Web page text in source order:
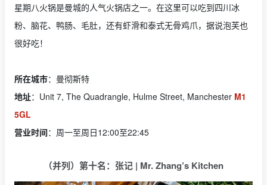
星期八火锅是曼城的人气火锅店之一。在这里可以吃到四川冰
粉、脑花、鸭肠、毛肚，还有虾滑和泰式无骨鸡爪，据说泡芙也
很好吃！
所在城市：曼彻斯特
地址：Unit 7, The Quadrangle, Hulme Street, Manchester M1
5GL
营业时间：周一至周日12:00至22:45
（并列）第十名：张记 | Mr. Zhang’s Kitchen